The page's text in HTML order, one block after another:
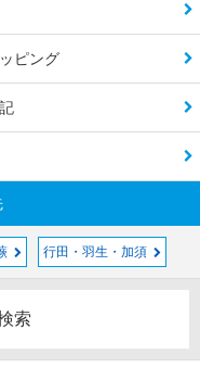
ピング
行田・羽生・加須
索